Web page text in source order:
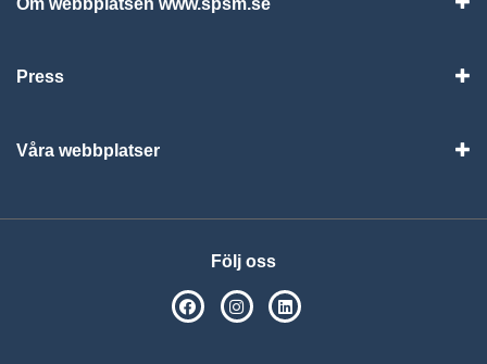
Press
Våra webbplatser
Följ oss
SPSM på Facebook
SPSM på Instagram